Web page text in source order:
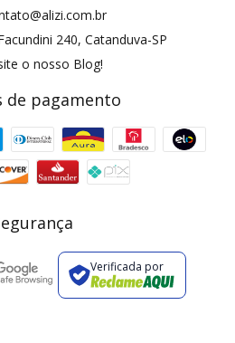
240, Catanduva-SP
o nosso Blog!
de pagamento
Verificada por
GANHE5
7% OFF